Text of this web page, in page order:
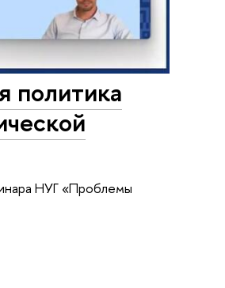
политика
НУГ «Проблемы